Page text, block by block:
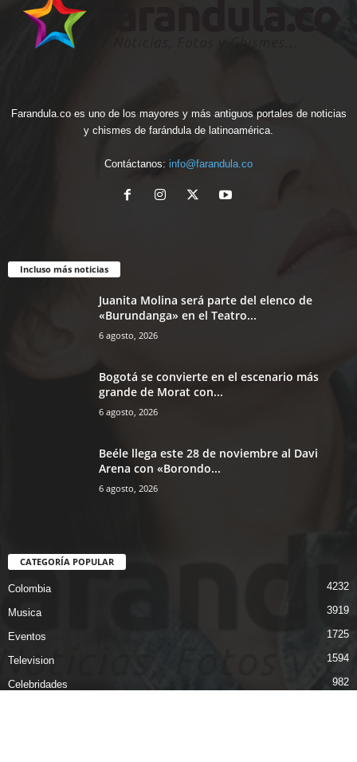
Farandula.co es uno de los mayores y más antiguos portales de noticias
y chismes de farándula de latinoamérica.
Contáctanos: info@farandula.co
Incluso más noticias
Juanita Molina será parte del elenco de
«Burundanga» en el Teatro...
6 agosto, 2026
Bogotá se convierte en el escenario más
grande de Morat con...
6 agosto, 2026
Beéle llega este 28 de noviembre al Davi
Arena con «Borondo...
6 agosto, 2026
CATEGORÍA POPULAR
Colombia 4232
Musica 3919
Eventos 1725
Television 1594
Celebridades 982